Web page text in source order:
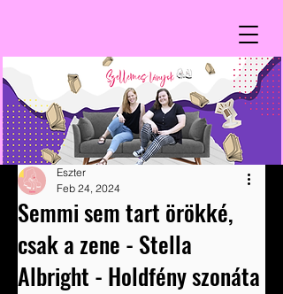
Semmi sem tart örökké,
csak a zene - Stella
Albright - Holdfény szonáta
Eszter
Feb 24, 2024